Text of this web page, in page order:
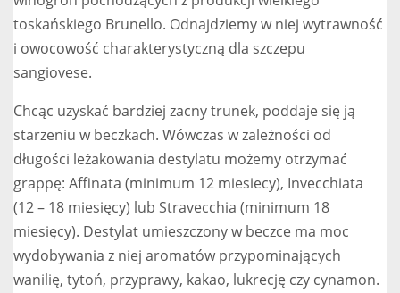
toskańskiego Brunello. Odnajdziemy w niej wytrawność
i owocowość charakterystyczną dla szczepu
sangiovese.
Chcąc uzyskać bardziej zacny trunek, poddaje się ją
starzeniu w beczkach. Wówczas w zależności od
długości leżakowania destylatu możemy otrzymać
grappę: Affinata (minimum 12 miesiecy), Invecchiata
(12 – 18 miesięcy) lub Stravecchia (minimum 18
miesięcy). Destylat umieszczony w beczce ma moc
wydobywania z niej aromatów przypominających
wanilię, tytoń, przyprawy, kakao, lukrecję czy cynamon.